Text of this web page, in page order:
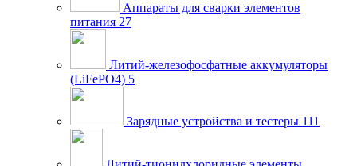
Аппараты для сварки элементов
питания 27
Литий-железофосфатные аккумуляторы
(LiFePO4) 5
Зарядные устройства и тестеры 111